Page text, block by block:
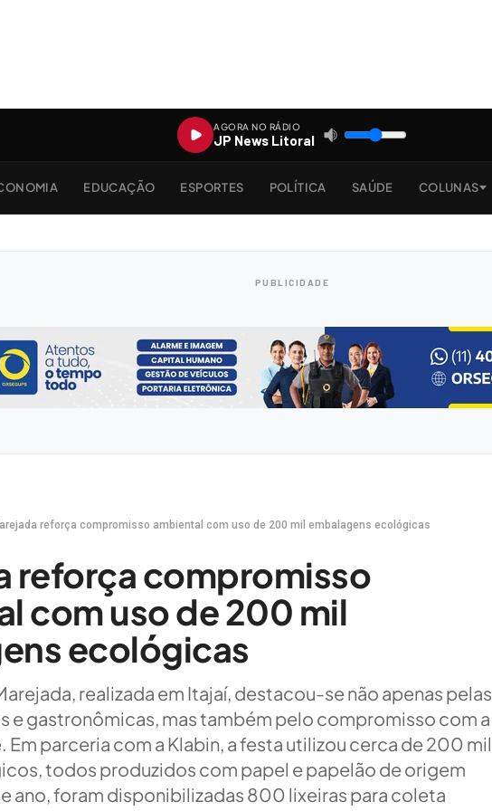
AGORA NO RÁDIO
JP News Litoral
EDUCAÇÃO ESPORTES POLÍTICA SAÚDE COLUNAS
reforça compromisso ambiental com uso de 200 mil embalagens ecológicas
reforça compromisso
com uso de 200 mil
ecológicas
realizada em Itajaí, destacou-se não apenas pelas
e gastronômicas, mas também pelo compromisso com a
parceria com a Klabin, a festa utilizou cerca de 200 mil
todos produzidos com papel e papelão de origem
ano, foram disponibilizadas 800 lixeiras para coleta